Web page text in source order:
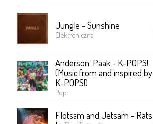
Jungle - Sunshine
Elektroniczna
Anderson .Paak - K-POPS!
(Music from and inspired by
K-POPS!)
Pop
Flotsam and Jetsam - Rats